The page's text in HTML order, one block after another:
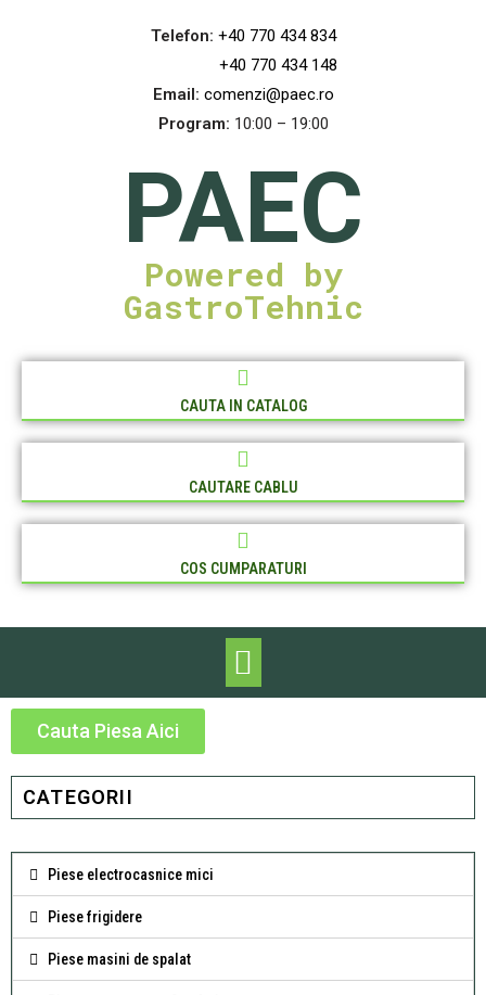
Telefon: +40 770 434 834
+40 770 434 148
Email: comenzi@paec.ro
Program: 10:00 – 19:00
PAEC
Powered by
GastroTehnic
CAUTA IN CATALOG
CAUTARE CABLU
COS CUMPARATURI
Cauta Piesa Aici
CATEGORII
Piese electrocasnice mici
Piese frigidere
Piese masini de spalat